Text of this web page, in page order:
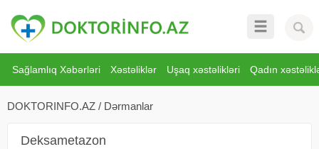
Sağlamlıq Xəbərləri Xəstəliklər Uşaq xəstəlikləri Qadın
DOKTORINFO.AZ / Dərmanlar
Deksametazon